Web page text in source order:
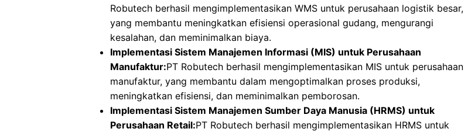
Robutech berhasil mengimplementasikan WMS untuk perusahaan logistik besar,
yang membantu meningkatkan efisiensi operasional gudang, mengurangi
kesalahan, dan meminimalkan biaya.
Implementasi Sistem Manajemen Informasi (MIS) untuk Perusahaan
Manufaktur:PT Robutech berhasil mengimplementasikan MIS untuk perusahaan
manufaktur, yang membantu dalam mengoptimalkan proses produksi,
meningkatkan efisiensi, dan meminimalkan pemborosan.
Implementasi Sistem Manajemen Sumber Daya Manusia (HRMS) untuk
Perusahaan Retail:PT Robutech berhasil mengimplementasikan HRMS untuk